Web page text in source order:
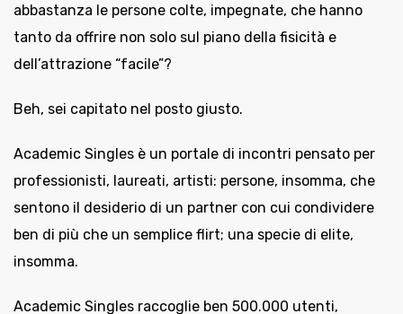
abbastanza le persone colte, impegnate, che hanno
tanto da offrire non solo sul piano della fisicità e
dell’attrazione “facile”?
Beh, sei capitato nel posto giusto.
Academic Singles è un portale di incontri pensato per
professionisti, laureati, artisti: persone, insomma, che
sentono il desiderio di un partner con cui condividere
ben di più che un semplice flirt; una specie di elite,
insomma.
Academic Singles raccoglie ben 500.000 utenti,